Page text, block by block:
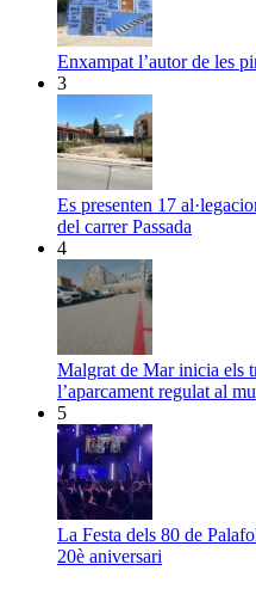
Enxampat l’autor de les
3
Es presenten 17
del carrer Passada
4
Malgrat de Mar inicia els
l’aparcament regulat al
5
La Festa dels 80 de
20è aniversari